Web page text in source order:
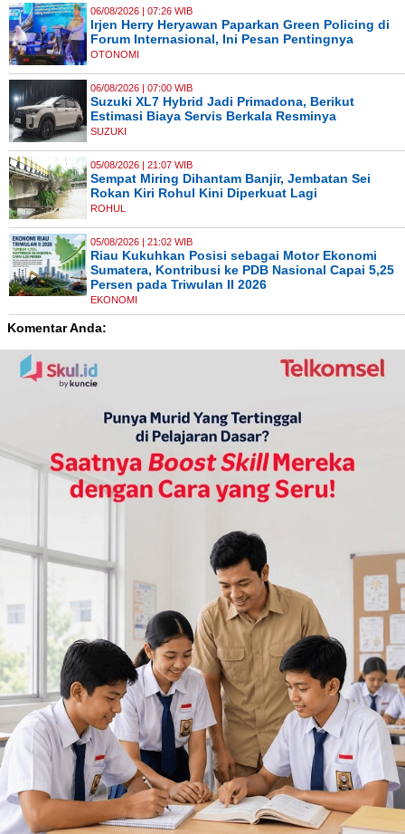
06/08/2026 | 07:26 WIB
Irjen Herry Heryawan Paparkan Green Policing di
Forum Internasional, Ini Pesan Pentingnya
OTONOMI
06/08/2026 | 07:00 WIB
Suzuki XL7 Hybrid Jadi Primadona, Berikut
Estimasi Biaya Servis Berkala Resminya
SUZUKI
05/08/2026 | 21:07 WIB
Sempat Miring Dihantam Banjir, Jembatan Sei
Rokan Kiri Rohul Kini Diperkuat Lagi
ROHUL
05/08/2026 | 21:02 WIB
Riau Kukuhkan Posisi sebagai Motor Ekonomi
Sumatera, Kontribusi ke PDB Nasional Capai 5,25
Persen pada Triwulan II 2026
EKONOMI
Komentar Anda: